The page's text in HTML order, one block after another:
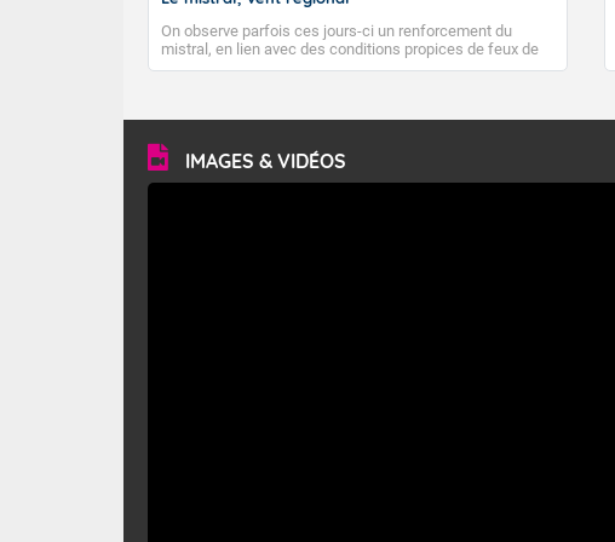
On observe parfois ces jours-ci un renforcement du
mistral, en lien avec des conditions propices de feux de
forêt. Mais qu'est-ce que le mistral ? Quelles sont ses
vitesse moyenne de 50 km/h et atteindre 80 à 100 km/h
en rafales, parfois davantage. Il parcourt la basse vallée
du Rhône et la Provence et envahit le littoral
méditerranéen à partir de la Camargue.
IMAGES & VIDÉOS